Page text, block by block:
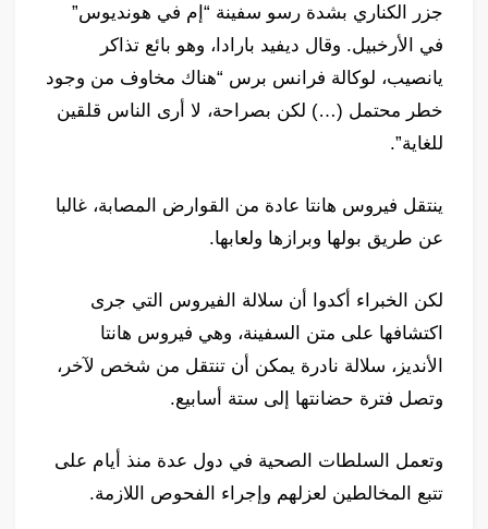
جزر الكناري بشدة رسو سفينة “إم في هونديوس”
في الأرخبيل. وقال ديفيد بارادا، وهو بائع تذاكر
يانصيب، لوكالة فرانس برس “هناك مخاوف من وجود
خطر محتمل (…) لكن بصراحة، لا أرى الناس قلقين
للغاية”.
ينتقل فيروس هانتا عادة من القوارض المصابة، غالبا
عن طريق بولها وبرازها ولعابها.
لكن الخبراء أكدوا أن سلالة الفيروس التي جرى
اكتشافها على متن السفينة، وهي فيروس هانتا
الأنديز، سلالة نادرة يمكن أن تنتقل من شخص لآخر،
وتصل فترة حضانتها إلى ستة أسابيع.
وتعمل السلطات الصحية في دول عدة منذ أيام على
تتبع المخالطين لعزلهم وإجراء الفحوص اللازمة.